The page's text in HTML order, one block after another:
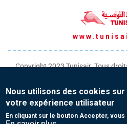
Copyright 2023 Tunisair. Tous
Conditions générales de Vente
Protection de vos données
Nous utilisons des cookies
votre expérience utilisateur
En cliquant sur le bouton Accepter,